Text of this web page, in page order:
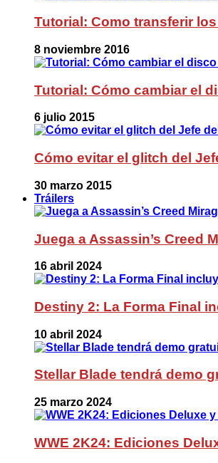
Tutorial: Como transferir
8 noviembre 2016
Tutorial: Cómo cambiar el
6 julio 2015
Cómo evitar el glitch del
30 marzo 2015
Tráilers
Juega a Assassin’s Creed
16 abril 2024
Destiny 2: La Forma Final
10 abril 2024
Stellar Blade tendrá demo
25 marzo 2024
WWE 2K24: Ediciones